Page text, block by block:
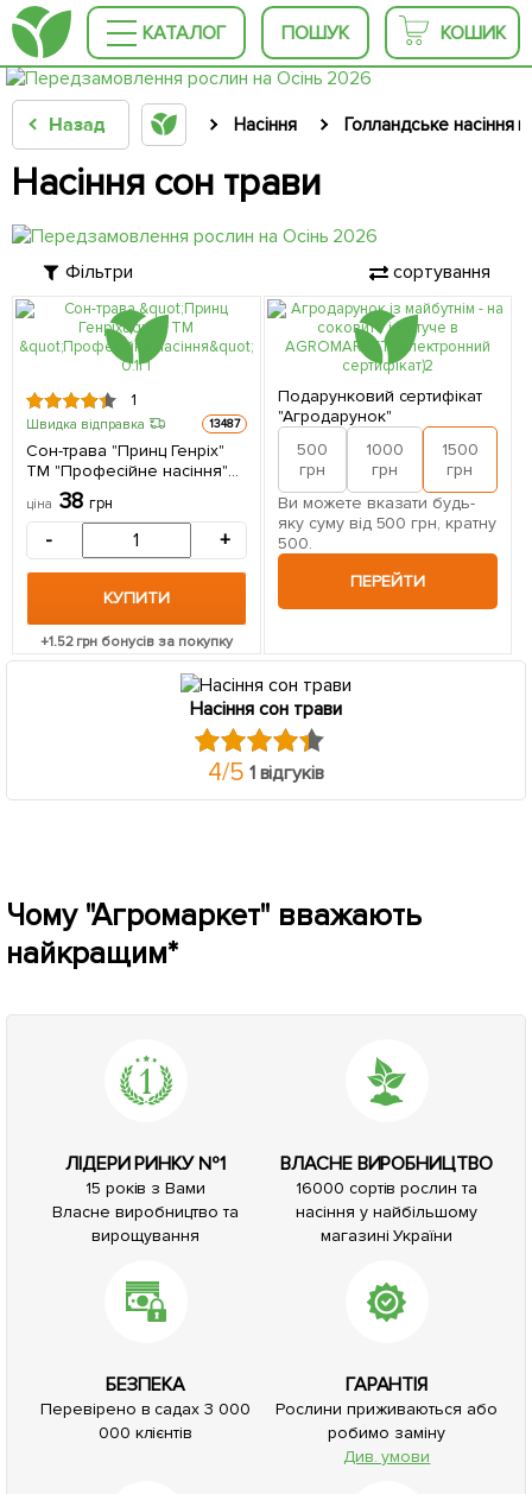
КАТАЛОГ ПОШУК КОШИК
Назад Насіння Голландське насіння
Насіння сон трави
Фільтри сортування
1
Швидка відправка 13487
Сон-трава "Принц Генріх"
ТМ "Професійне насіння"
ціна 38 грн
- +
КУПИТИ
+1.52грн бонусів за покупку
Подарунковий сертифікат
"Агродарунок"
500
грн
1000
грн
1500
грн
Ви можете вказати будь-
яку суму від 500 грн, кратну
500.
ПЕРЕЙТИ
Насіння сон трави
4/5 1 відгуків
Чому "Агромаркет" вважають
найкращим*
ЛІДЕРИ РИНКУ №1
15 років з Вами
Власне виробництво та
вирощування
ВЛАСНЕ ВИРОБНИЦТВО
16000 сортів рослин та
насіння у найбільшому
магазині України
БЕЗПЕКА
Перевірено в садах 3 000
000 клієнтів
ГАРАНТІЯ
Рослини приживаються або
робимо заміну
Див. умови